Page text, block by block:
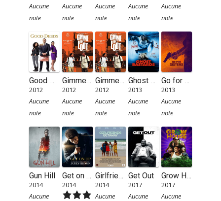
Aucune
note
Aucune
note
Aucune
note
Aucune
note
Aucune
note
Good Deeds
2012
Aucune
note
Gimme the Loot
2012
Aucune
note
Gimme the Loot
2012
Aucune
note
Ghost Bastards
2013
Aucune
note
Go for Sisters
2013
Aucune
note
Gun Hill
2014
Aucune
Get on Up
2014
Girlfriends’ Getaway
2014
Aucune
Get Out
2017
Aucune
Grow House
2017
Aucune